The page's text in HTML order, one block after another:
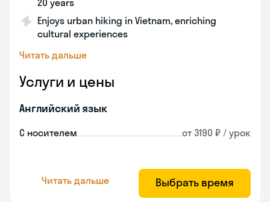
20 years
Enjoys urban hiking in Vietnam, enriching
cultural experiences
Читать дальше
Услуги и цены
Английский язык
С носителем от 3190 ₽ / урок
Читать дальше Выбрать время